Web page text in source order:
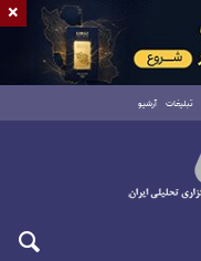
تبلیغات آرشیو
×